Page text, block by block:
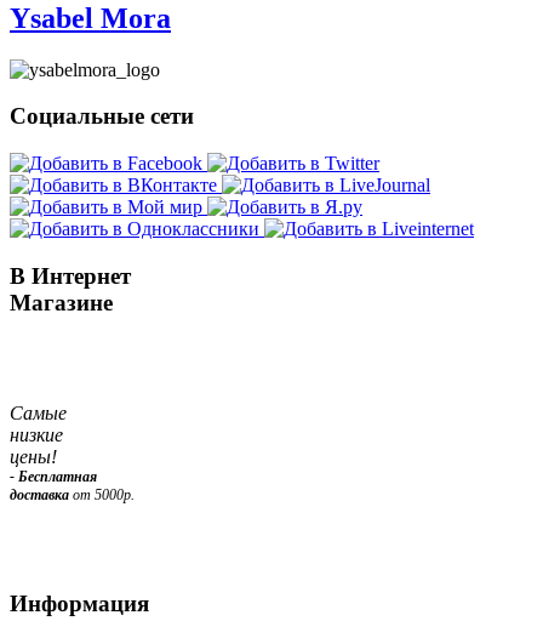
Ysabel Mora
Социальные сети
В Интернет
Магазине
Самые
низкие
цены!
- Бесплатная
доставка от 5000р.
Информация